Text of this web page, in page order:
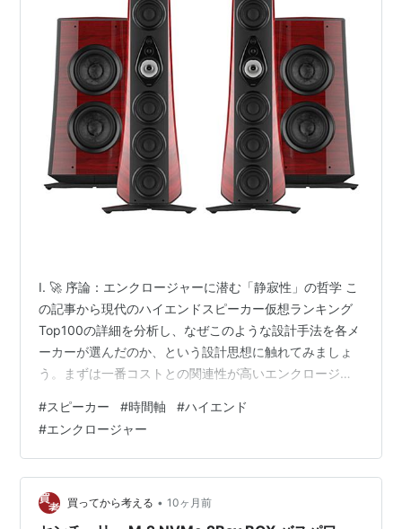
I. 🚀 序論：エンクロージャーに潜む「静寂性」の哲学 こ
の記事から現代のハイエンドスピーカー仮想ランキング
Top100の詳細を分析し、なぜこのような設計手法を各メ
ーカーが選んだのか、という設計思想に触れてみましょ
う。まずは一番コストとの関連性が高いエンクロージャ
の高性能化とともに、エンクロージャー（筐体）の進化
によって駆動されてきました。エンクロージャーの役割
は、単にユニットを保持する箱ではなく、ユニットの反
作用で発生する振動エネルギーをいかに処理するかとい
う、「静寂性（低付帯音）」の担保にあります。 我々が
分析したTop 100のデータは…
#スピーカー #時間軸 #ハイエンド
#エンクロージャー
買ってから考える • 10ヶ月前